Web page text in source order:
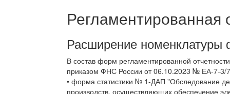
Регламентированная
Расширение номенклатуры
В состав форм регламентированной
приказом ФНС России от 06.10.2023 № ЕА-7-
• форма статистики № 1-ДАП "Обследование
производств, осуществляющих обеспечение